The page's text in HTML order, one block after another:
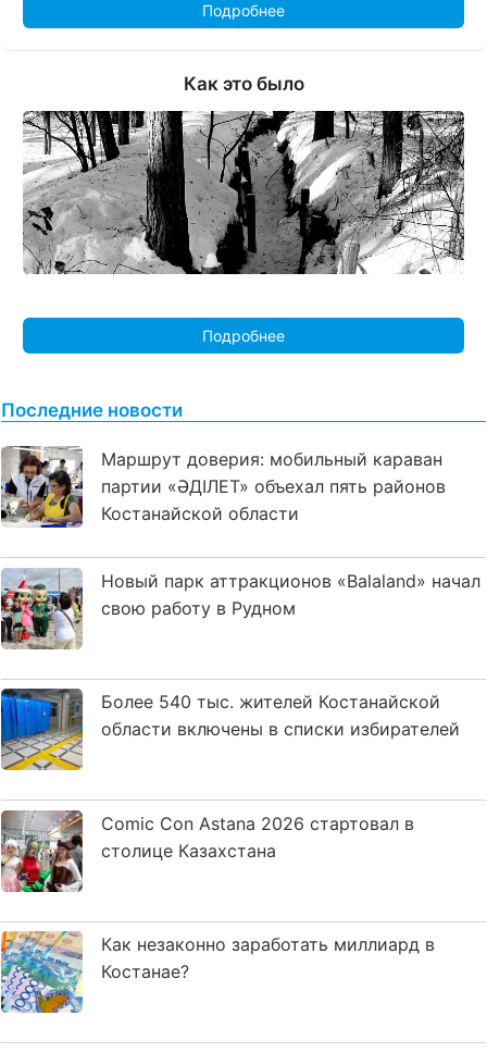
Подробнее
Как это было
Подробнее
Последние новости
Маршрут доверия: мобильный караван
партии «ӘДІЛЕТ» объехал пять районов
Костанайской области
Новый парк аттракционов «Balaland» начал
свою работу в Рудном
Более 540 тыс. жителей Костанайской
области включены в списки избирателей
Comic Con Astana 2026 стартовал в
столице Казахстана
Как незаконно заработать миллиард в
Костанае?